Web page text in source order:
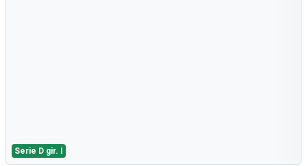
Serie D gir. I